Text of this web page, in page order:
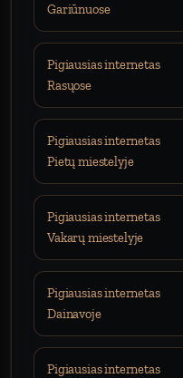
Gariūnuose
Pigiausias internetas
Rasųose
Pigiausias internetas
Pietų miestelyje
Pigiausias internetas
Vakarų miestelyje
Pigiausias internetas
Dainavoje
Pigiausias internetas